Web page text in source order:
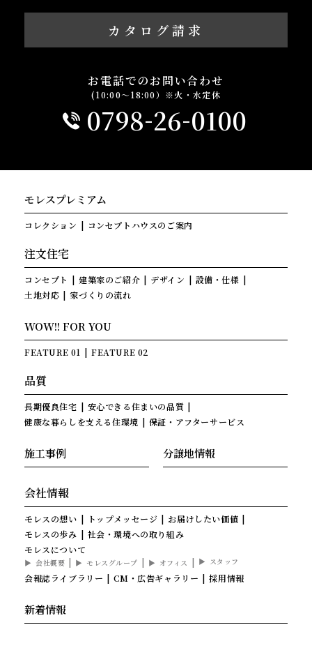
カタログ請求
お電話でのお問い合わせ
(10:00～18:00）※火・水定休
0798-26-0100
モレスプレミアム
コレクション コンセプトハウスのご案内
注文住宅
コンセプト 建築家のご紹介 デザイン
設備・仕様
土地対応
家づくりの流れ
WOW!! FOR YOU
FEATURE 01 FEATURE 02
品質
長期優良住宅
安心できる住まいの品質
健康な暮らしを支える住環境
保証・アフターサービス
施工事例 分譲地情報
会社情報
モレスの想い トップメッセージ
お届けしたい価値
モレスの歩み
社会・環境への取り組み
モレスについて
会社概要 モレスグループ オフィス スタッフ
会報誌ライブラリー CM・広告ギャラリー 採用情報
新着情報